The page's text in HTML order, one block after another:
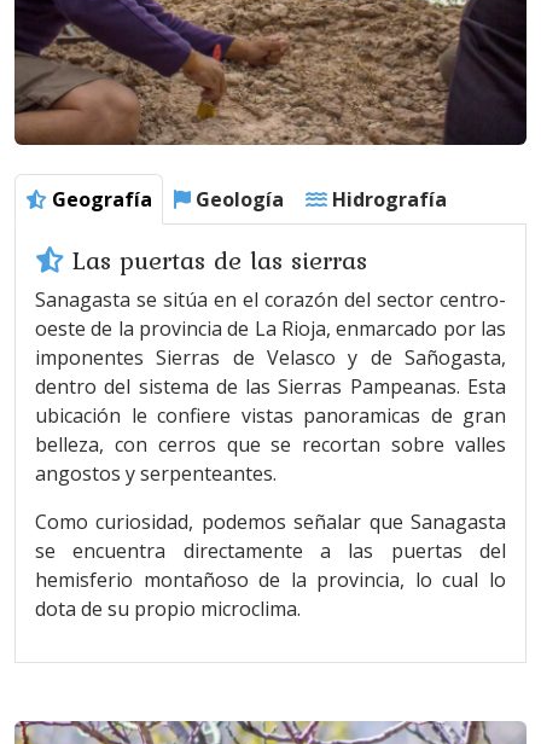
Geografía Geología Hidrografía
Las puertas de las sierras
Sanagasta se sitúa en el corazón del sector centro-
oeste de la provincia de La Rioja, enmarcado por las
imponentes Sierras de Velasco y de Sañogasta,
dentro del sistema de las Sierras Pampeanas. Esta
ubicación le confiere vistas panoramicas de gran
belleza, con cerros que se recortan sobre valles
angostos y serpenteantes.
Como curiosidad, podemos señalar que Sanagasta
se encuentra directamente a las puertas del
hemisferio montañoso de la provincia, lo cual lo
dota de su propio microclima.